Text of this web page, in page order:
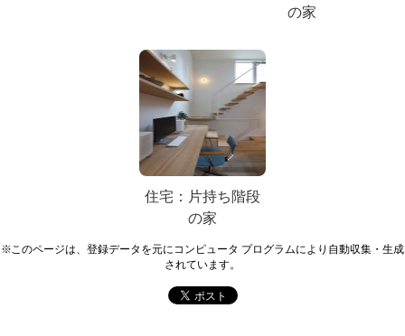
の家
住宅：片持ち階段
の家
※このページは、登録データを元にコンピュータ プログラムにより自動収集・生成
されています。